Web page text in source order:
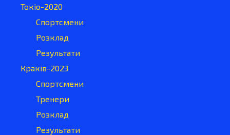
Токіо-2020
Спортсмени
Розклад
Результати
Краків-2023
Спортсмени
Тренери
Розклад
Результати